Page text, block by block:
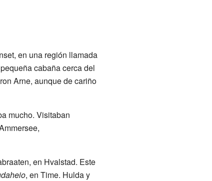
en una región llamada
cabaña cerca del
Arne, aunque de cariño
mucho. Visitaban
en Hvalstad. Este
, en Time. Hulda y